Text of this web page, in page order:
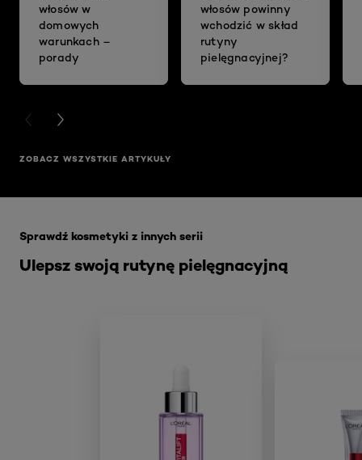
włosów w
domowych
warunkach –
porady
włosów powinny
wchodzić w skład
rutyny
pielęgnacyjnej?
PREVIOUS CARD
NEXT CARD
ZOBACZ WSZYSTKIE ARTYKUŁY
Ulepsz swoją rutynę pielęgnacyjną
Sprawdź kosmetyki z innych serii